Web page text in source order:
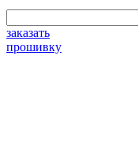
заказать
прошивку